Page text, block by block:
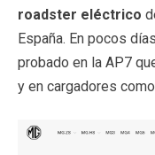
roadster eléctrico
España. En pocos
probado en la AP7
y en cargadores